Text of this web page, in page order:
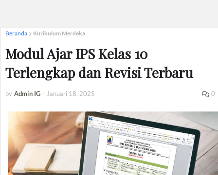
Beranda Kurikulum Merdeka
Modul Ajar IPS Kelas 10
Terlengkap dan Revisi Terbaru
by Admin IG - Januari 18, 2025 0